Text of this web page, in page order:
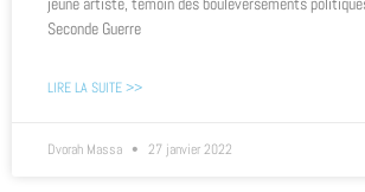
Seconde Guerre
LIRE LA SUITE >>
Dvorah Massa 27 janvier 2022